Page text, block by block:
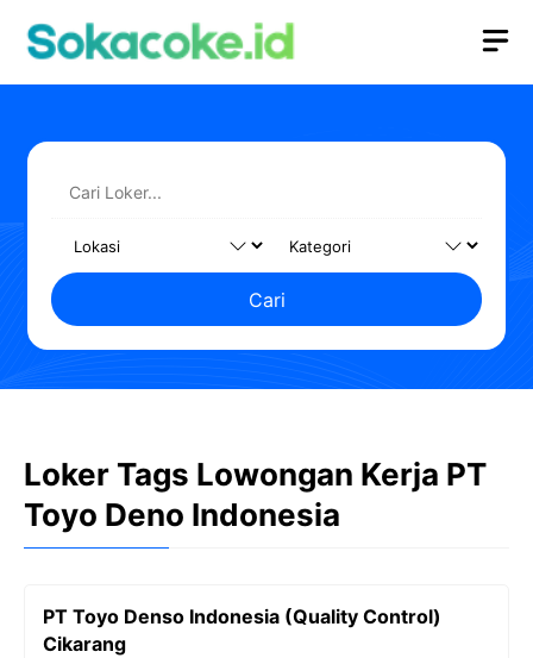
Cari
Loker Tags Lowongan Kerja PT
Toyo Deno Indonesia
PT Toyo Denso Indonesia (Quality Control)
Cikarang